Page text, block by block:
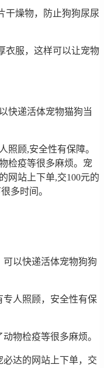
干燥物，防止狗狗尿尿
衣服，这样可以让宠物
快递活体宠物猫狗当
照顾,安全性有保障。
检疫等很多麻烦。宠
网站上下单,交100元的
多时间。
以快递活体宠物狗狗
专人照顾，安全性有保
物检疫等很多麻烦。
达的网站上下单，交